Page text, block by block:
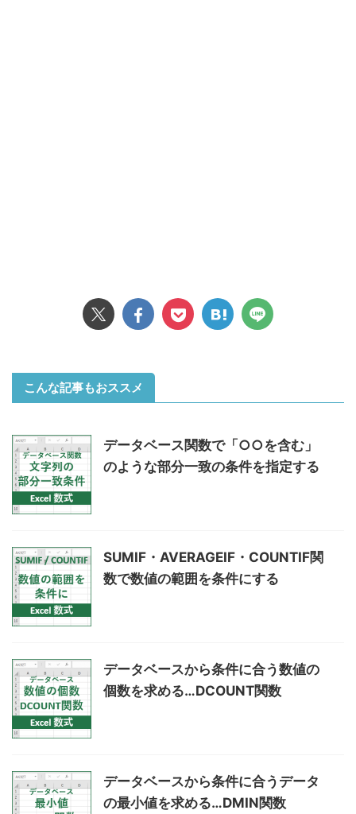
こんな記事もおススメ
データベース関数で「○○を含む」
のような部分一致の条件を指定する
SUMIF・AVERAGEIF・COUNTIF関
数で数値の範囲を条件にする
データベースから条件に合う数値の
個数を求める…DCOUNT関数
データベースから条件に合うデータ
の最小値を求める…DMIN関数